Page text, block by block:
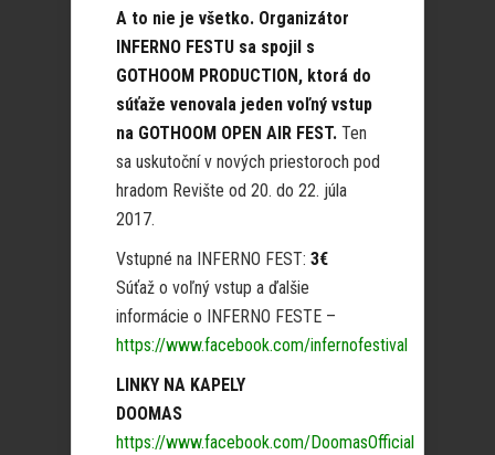
A to nie je všetko. Organizátor
INFERNO FESTU sa spojil s
GOTHOOM PRODUCTION, ktorá do
súťaže venovala jeden voľný vstup
na GOTHOOM OPEN AIR FEST. Ten
sa uskutoční v nových priestoroch pod
hradom Revište od 20. do 22. júla
2017.
Vstupné na INFERNO FEST: 3€
Súťaž o voľný vstup a ďalšie
informácie o INFERNO FESTE –
https://www.facebook.com/infernofestival
LINKY NA KAPELY
DOOMAS
https://www.facebook.com/DoomasOfficial